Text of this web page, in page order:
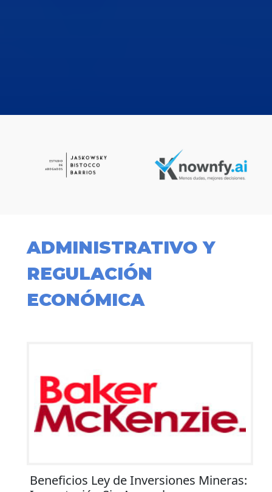
ADMINISTRATIVO Y
REGULACIÓN
ECONÓMICA
Beneficios Ley de Inversiones Mineras: